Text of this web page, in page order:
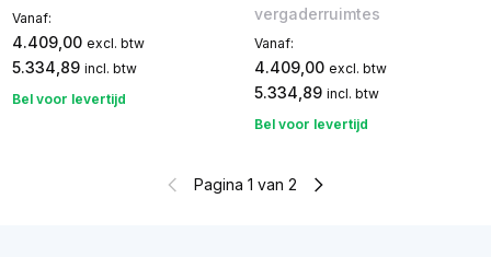
Vanaf:
4.409,00 excl. btw
5.334,89 incl. btw
Bel voor levertijd
vergaderruimtes
Vanaf:
4.409,00 excl. btw
5.334,89 incl. btw
Bel voor levertijd
Pagina 1 van 2